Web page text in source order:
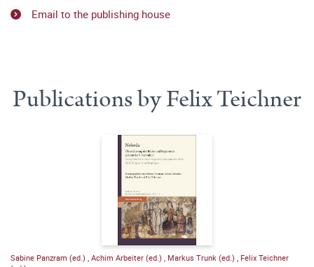
Email to the publishing house
Publications by Felix Teichner
Sabine Panzram (ed.) Achim Arbeiter (ed.) Markus Trunk (ed.)
Felix Teichner